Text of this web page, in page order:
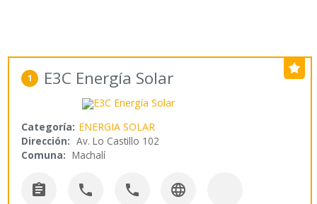
1 E3C Energía Solar
Categoría: ENERGIA SOLAR
Dirección: Av. Lo Castillo 102
Comuna: Machalí
   